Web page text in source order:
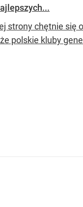
strony chętnie się
polskie kluby